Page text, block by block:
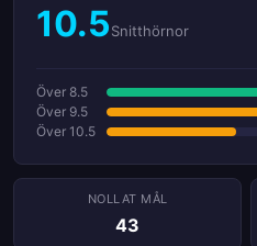
10.5Snitthörnor
Över 8.5
Över 9.5
Över 10.5
NOLLAT ​​MÅL
43